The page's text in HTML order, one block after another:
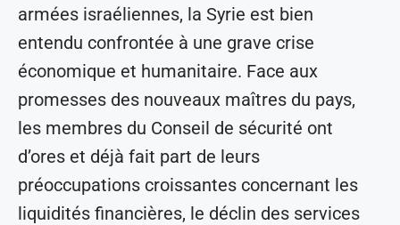
armées israéliennes, la Syrie est bien
entendu confrontée à une grave crise
économique et humanitaire. Face aux
promesses des nouveaux maîtres du pays,
les membres du Conseil de sécurité ont
d’ores et déjà fait part de leurs
préoccupations croissantes concernant les
liquidités financières, le déclin des services